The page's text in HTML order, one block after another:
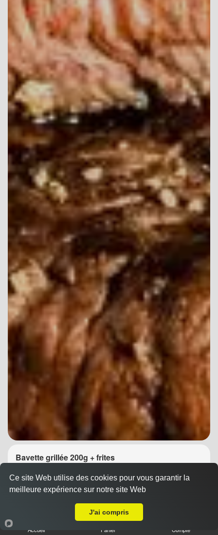
Bavette grillée 200g + frites
Dès14.90 €
Accueil Panier Compte
Ce site Web utilise des cookies pour vous garantir la
meilleure expérience sur notre site Web
J'ai compris